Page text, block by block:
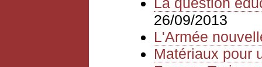
26/09/2013
L'Armée
Matériaux pour